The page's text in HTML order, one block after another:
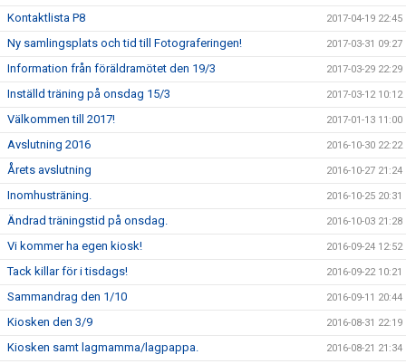
Kontaktlista P8 2017-04-19 22:45
Ny samlingsplats och tid till Fotograferingen! 2017-03-31 09:27
Information från föräldramötet den 19/3 2017-03-29 22:29
Inställd träning på onsdag 15/3 2017-03-12 10:12
Välkommen till 2017! 2017-01-13 11:00
Avslutning 2016 2016-10-30 22:22
Årets avslutning 2016-10-27 21:24
Inomhusträning. 2016-10-25 20:31
Ändrad träningstid på onsdag. 2016-10-03 21:28
Vi kommer ha egen kiosk! 2016-09-24 12:52
Tack killar för i tisdags! 2016-09-22 10:21
Sammandrag den 1/10 2016-09-11 20:44
Kiosken den 3/9 2016-08-31 22:19
Kiosken samt lagmamma/lagpappa. 2016-08-21 21:34